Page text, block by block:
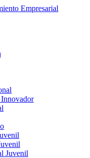
Empresarial
Juvenil